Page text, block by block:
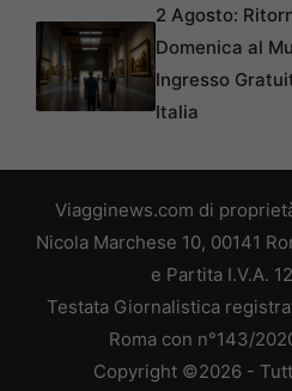
2 Agosto:
Domenica al
Ingresso
Italia
Viagginews.com di
Nicola Marchese 10, 00141
e Partita I.V.A.
Testata Giornalistica
Roma con n°143/
Copyright ©2026 -